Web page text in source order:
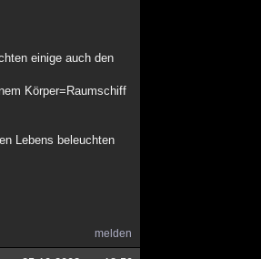
einige auch den
Körper=Raumschiff
Lebens beleuchten
melden